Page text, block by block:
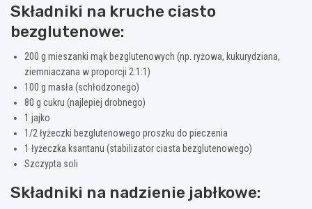
Składniki na kruche ciasto
bezglutenowe:
200 g mieszanki mąk bezglutenowych (np. ryżowa, kukurydziana,
ziemniaczana w proporcji 2:1:1)
100 g masła (schłodzonego)
80 g cukru (najlepiej drobnego)
1 jajko
1/2 łyżeczki bezglutenowego proszku do pieczenia
1 łyżeczka ksantanu (stabilizator ciasta bezglutenowego)
Szczypta soli
Składniki na nadzienie jabłkowe: